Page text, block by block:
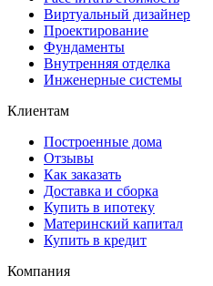
Виртуальный дизайнер
Проектирование
Фундаменты
Внутренняя отделка
Инженерные системы
Клиентам
Построенные дома
Отзывы
Как заказать
Доставка и сборка
Купить в ипотеку
Материнский капитал
Купить в кредит
Компания